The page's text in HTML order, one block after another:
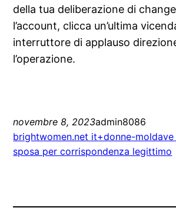
della tua deliberazione di
l’account, clicca un’ultima
interruttore di applauso
l’operazione.
novembre 8, 2023admin8086
brightwomen.net it+donne-
sposa per corrispondenza legittimo